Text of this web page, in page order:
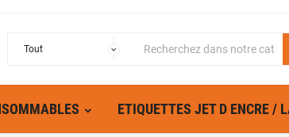
ETIQUETTES JET D ENCRE /